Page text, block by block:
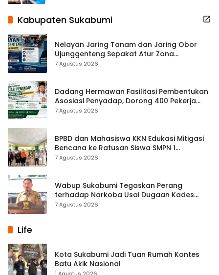
Kabupaten Sukabumi
Nelayan Jaring Tanam dan Jaring Obor
Ujunggenteng Sepakat Atur Zona
Penangkapan
7 Agustus 2026
Dadang Hermawan Fasilitasi Pembentukan
Asosiasi Penyadap, Dorong 400 Pekerja
Dapat Perlindungan BPJS
7 Agustus 2026
BPBD dan Mahasiswa KKN Edukasi Mitigasi
Bencana ke Ratusan Siswa SMPN 1
Simpenan
7 Agustus 2026
Wabup Sukabumi Tegaskan Perang
terhadap Narkoba Usai Dugaan Kades
Terlibat
7 Agustus 2026
Life
Kota Sukabumi Jadi Tuan Rumah Kontes
Batu Akik Nasional